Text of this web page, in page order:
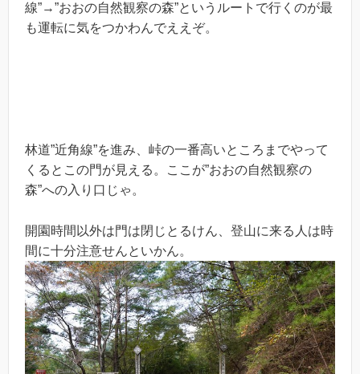
線”→”おおの自然観察の森”というルートで行くのが最
も運転に気をつかわんでええぞ。
林道”近角線”を進み、峠の一番高いところまでやって
くるとこの門が見える。ここが”おおの自然観察の
森”への入り口じゃ。
開園時間以外は門は閉じとるけん、登山に来る人は時
間に十分注意せんといかん。